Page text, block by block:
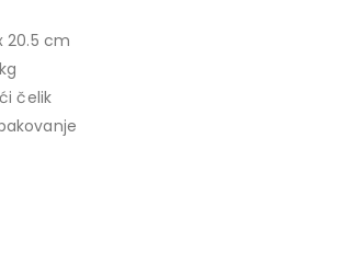
20.5 cm
čelik